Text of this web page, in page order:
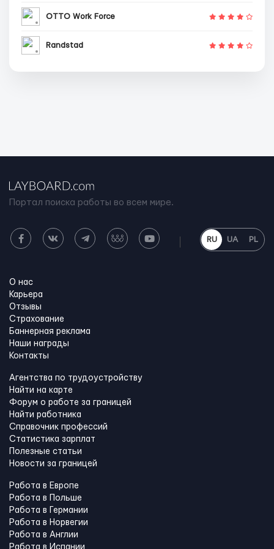
OTTO Work Force
Randstad
Портал поиска работы во всем мире.
RU UA PL
О нас
Карьера
Отзывы
Страхование
Баннерная реклама
Наши награды
Контакты
Агентства по трудоустройству
Найти на карте
Форум о работе за границей
Найти работника
Справочник профессий
Статистика зарплат
Полезные статьи
Новости за границей
Работа в Европе
Работа в Польше
Работа в Германии
Работа в Норвегии
Работа в Англии
Работа в Испании